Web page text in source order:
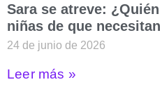
Sara se atreve:
niñas de que
24 de junio de 2026
Leer más »